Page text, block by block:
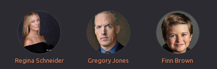
Regina Schneider Gregory Jones Finn Brown